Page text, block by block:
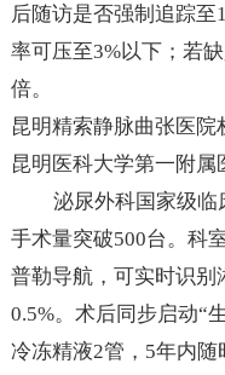
后随访是否强制追踪
率可压至3%以下；若
倍。
昆明精索静脉曲张医院
昆明医科大学第一附属
泌尿外科国家级
手术量突破500台。科
普勒导航，可实时识别
0.5%。术后同步启动“
冷冻精液2管，5年内随